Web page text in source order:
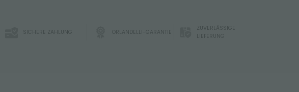
SICHERE ZAHLUNG ORLANDELLI-GARANTIE
ZUVERLÄSSIGE
LIEFERUNG